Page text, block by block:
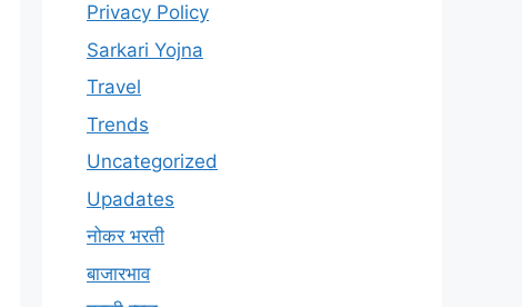
Privacy Policy
Sarkari Yojna
Travel
Trends
Uncategorized
Upadates
नोकर भरती
बाजारभाव